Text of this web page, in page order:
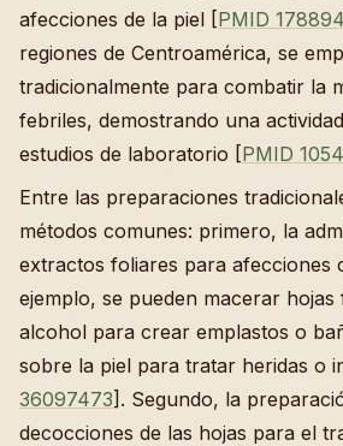
afecciones de la piel [PMID
regiones de Centroamérica, se
tradicionalmente para combatir la
febriles, demostrando una
estudios de laboratorio [PMID
Entre las preparaciones
métodos comunes: primero, la
extractos foliares para afecciones
ejemplo, se pueden macerar hojas
alcohol para crear emplastos o
sobre la piel para tratar heridas o
36097473]. Segundo, la
decocciones de las hojas para el